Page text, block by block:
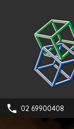
02 69900408